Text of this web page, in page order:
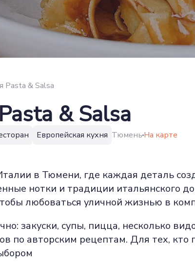
Pasta & Salsa
& Salsa
Европейская кухня ТюменьНа карте
в Тюмени, где каждая деталь
нотки и традиции итальянского
любоваться уличной жизнью в
закуски, супы, пицца, несколько
по авторским рецептам. Для тех, кто